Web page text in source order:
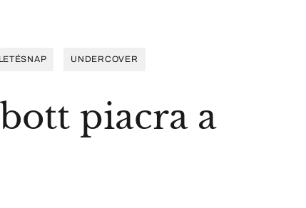
UNDERCOVER
piacra a